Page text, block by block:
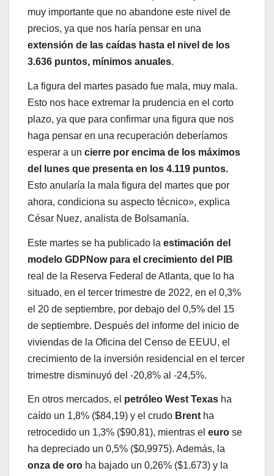
muy importante que no abandone este nivel de
precios, ya que nos haría pensar en una
extensión de las caídas hasta el nivel de los
3.636 puntos, mínimos anuales.
La figura del martes pasado fue mala, muy mala.
Esto nos hace extremar la prudencia en el corto
plazo, ya que para confirmar una figura que nos
haga pensar en una recuperación deberíamos
esperar a un cierre por encima de los máximos
del lunes que presenta en los 4.119 puntos.
Esto anularía la mala figura del martes que por
ahora, condiciona su aspecto técnico», explica
César Nuez, analista de Bolsamanía.
Este martes se ha publicado la estimación del
modelo GDPNow para el crecimiento del PIB
real de la Reserva Federal de Atlanta, que lo ha
situado, en el tercer trimestre de 2022, en el 0,3%
el 20 de septiembre, por debajo del 0,5% del 15
de septiembre. Después del informe del inicio de
viviendas de la Oficina del Censo de EEUU, el
crecimiento de la inversión residencial en el tercer
trimestre disminuyó del -20,8% al -24,5%.
En otros mercados, el petróleo West Texas ha
caído un 1,8% ($84,19) y el crudo Brentha
retrocedido un 1,3% ($90,81), mientras el euro se
ha depreciado un 0,5% ($0,9975). Además, la
onza de oro ha bajado un 0,26% ($1.673) y la